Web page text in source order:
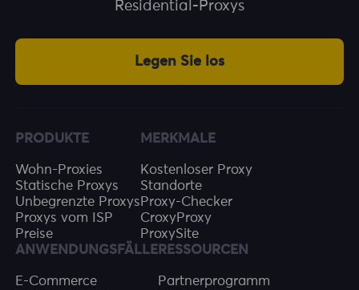
Residential-Proxys
Legen Sie los
PRODUKTE
Wohn-Proxies
Statische Proxys
Unbegrenzte Proxys
Proxys vom ISP
Preise
MERKMALE
Kostenloser Proxy
Standorte
Proxy-Checker
CroxyProxy
ProxySite
ANWENDUNGSFÄLLE
E-Commerce
RESSOURCEN
Partnerprogramm